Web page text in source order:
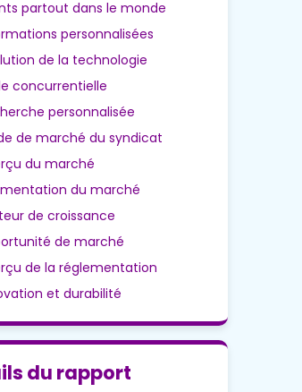
partout dans le monde
personnalisées
de la technologie
concurrentielle
personnalisée
de marché du syndicat
du marché
du marché
de croissance
de marché
de la réglementation
et durabilité
du rapport